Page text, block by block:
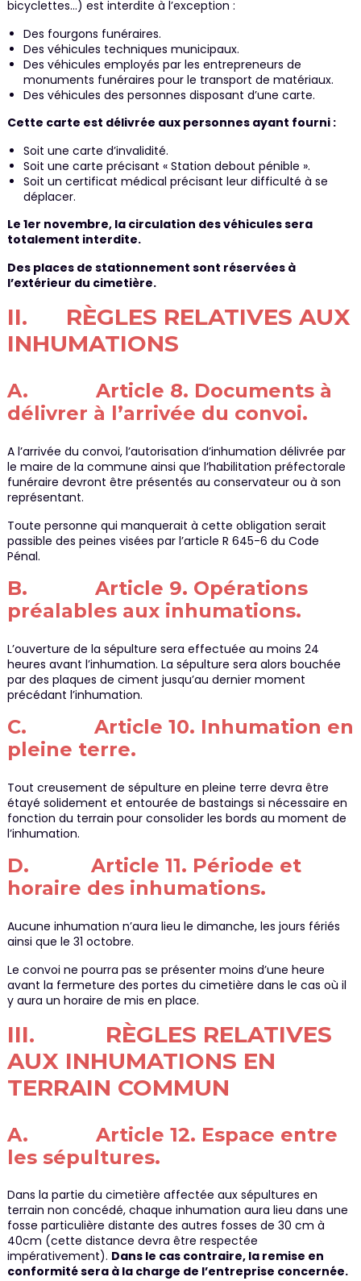
bicyclettes…) est interdite à l’exception :
Des fourgons funéraires.
Des véhicules techniques municipaux.
Des véhicules employés par les entrepreneurs de
monuments funéraires pour le transport de matériaux.
Des véhicules des personnes disposant d’une carte.
Cette carte est délivrée aux personnes ayant fourni :
Soit une carte d’invalidité.
Soit une carte précisant « Station debout pénible ».
Soit un certificat médical précisant leur difficulté à se
déplacer.
Le 1er novembre, la circulation des véhicules sera
totalement interdite.
Des places de stationnement sont réservées à
l’extérieur du cimetière.
II. RÈGLES RELATIVES AUX
INHUMATIONS
A. Article 8. Documents à
délivrer à l’arrivée du convoi.
A l’arrivée du convoi, l’autorisation d’inhumation délivrée par
le maire de la commune ainsi que l’habilitation préfectorale
funéraire devront être présentés au conservateur ou à son
représentant.
Toute personne qui manquerait à cette obligation serait
passible des peines visées par l’article R 645-6 du Code
Pénal.
B. Article 9. Opérations
préalables aux inhumations.
L’ouverture de la sépulture sera effectuée au moins 24
heures avant l’inhumation. La sépulture sera alors bouchée
par des plaques de ciment jusqu’au dernier moment
précédant l’inhumation.
C. Article 10. Inhumation en
pleine terre.
Tout creusement de sépulture en pleine terre devra être
étayé solidement et entourée de bastaings si nécessaire en
fonction du terrain pour consolider les bords au moment de
l’inhumation.
D. Article 11. Période et
horaire des inhumations.
Aucune inhumation n’aura lieu le dimanche, les jours fériés
ainsi que le 31 octobre.
Le convoi ne pourra pas se présenter moins d’une heure
avant la fermeture des portes du cimetière dans le cas où il
y aura un horaire de mis en place.
III. RÈGLES RELATIVES
AUX INHUMATIONS EN
TERRAIN COMMUN
A. Article 12. Espace entre
les sépultures.
Dans la partie du cimetière affectée aux sépultures en
terrain non concédé, chaque inhumation aura lieu dans une
fosse particulière distante des autres fosses de 30 cm à
40cm (cette distance devra être respectée
impérativement). Dans le cas contraire, la remise en
conformité sera à la charge de l’entreprise concernée.